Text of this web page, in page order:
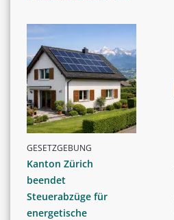
GESETZGEBUNG
Kanton Zürich
beendet
Steuerabzüge für
energetische